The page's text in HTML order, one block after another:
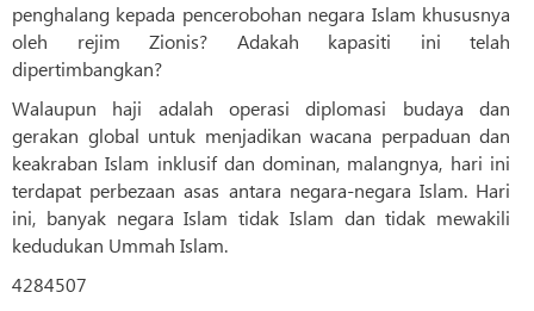
penghalang kepada pencerobohan negara Islam khususnya
oleh rejim Zionis? Adakah kapasiti ini telah
dipertimbangkan?
Walaupun haji adalah operasi diplomasi budaya dan
gerakan global untuk menjadikan wacana perpaduan dan
keakraban Islam inklusif dan dominan, malangnya, hari ini
terdapat perbezaan asas antara negara-negara Islam. Hari
ini, banyak negara Islam tidak Islam dan tidak mewakili
kedudukan Ummah Islam.
4284507